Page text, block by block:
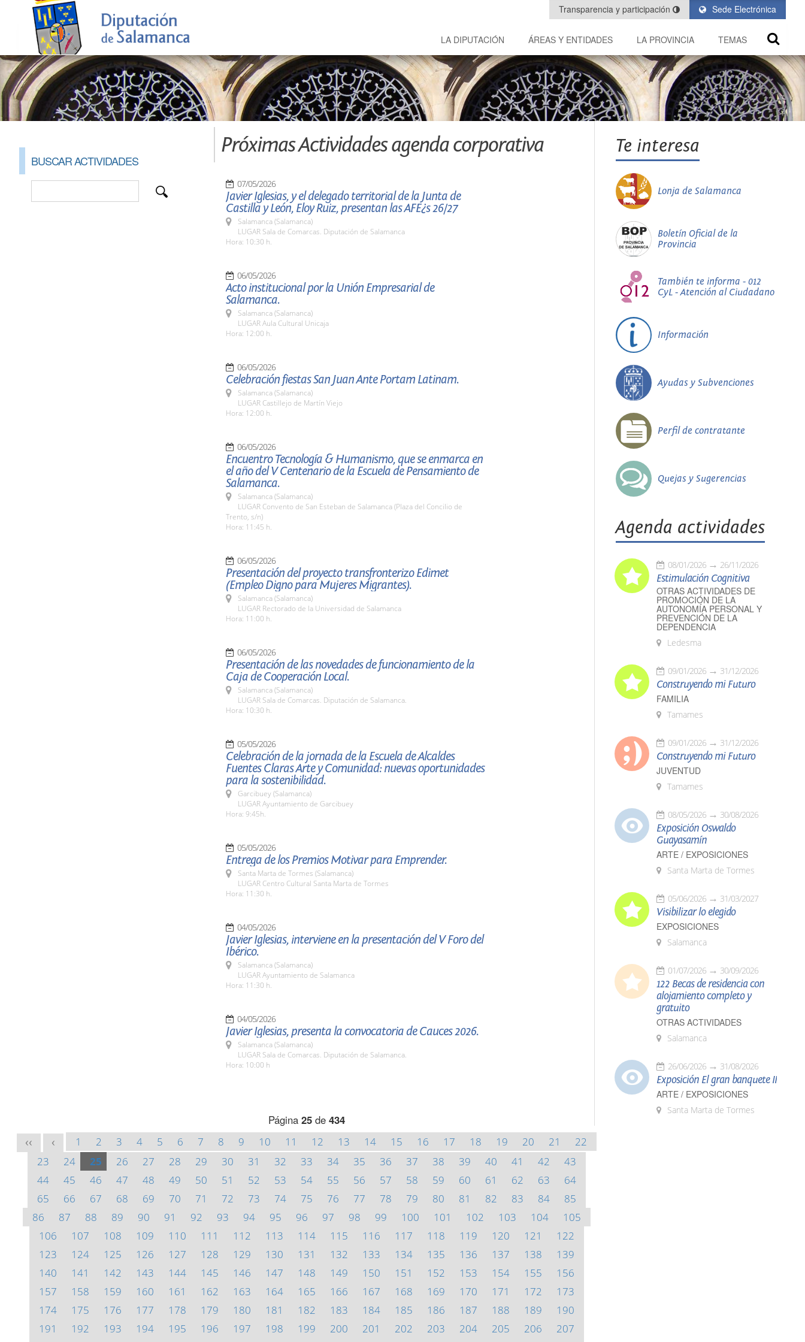
Sede Electrónica
Transparencia y participación
LA DIPUTACIÓN ÁREAS Y ENTIDADES LA PROVINCIA TEMAS
BUSCAR ACTIVIDADES
Próximas Actividades agenda corporativa
07/05/2026
Javier Iglesias, y el delegado territorial de la Junta de
Castilla y León, Eloy Ruiz, presentan las AFE¿s 26/27
Salamanca (Salamanca)
LUGAR Sala de Comarcas. Diputación de Salamanca
Hora: 10:30 h.
06/05/2026
Acto institucional por la Unión Empresarial de
Salamanca.
Salamanca (Salamanca)
LUGAR Aula Cultural Unicaja
Hora: 12:00 h.
06/05/2026
Celebración fiestas San Juan Ante Portam Latinam.
Salamanca (Salamanca)
LUGAR Castillejo de Martín Viejo
Hora: 12:00 h.
06/05/2026
Encuentro Tecnología & Humanismo, que se enmarca en
el año del V Centenario de la Escuela de Pensamiento de
Salamanca.
Salamanca (Salamanca)
LUGAR Convento de San Esteban de Salamanca (Plaza del Concilio de
Trento, s/n)
Hora: 11:45 h.
06/05/2026
Presentación del proyecto transfronterizo Edimet
(Empleo Digno para Mujeres Migrantes).
Salamanca (Salamanca)
LUGAR Rectorado de la Universidad de Salamanca
Hora: 11:00 h.
06/05/2026
Presentación de las novedades de funcionamiento de la
Caja de Cooperación Local.
Salamanca (Salamanca)
LUGAR Sala de Comarcas. Diputación de Salamanca.
Hora: 10:30 h.
05/05/2026
Celebración de la jornada de la Escuela de Alcaldes
Fuentes Claras Arte y Comunidad: nuevas oportunidades
para la sostenibilidad.
Garcibuey (Salamanca)
LUGAR Ayuntamiento de Garcibuey
Hora: 9:45h.
05/05/2026
Entrega de los Premios Motivar para Emprender.
Santa Marta de Tormes (Salamanca)
LUGAR Centro Cultural Santa Marta de Tormes
Hora: 11:30 h.
04/05/2026
Javier Iglesias, interviene en la presentación del V Foro del
Ibérico.
Salamanca (Salamanca)
LUGAR Ayuntamiento de Salamanca
Hora: 11:30 h.
04/05/2026
Javier Iglesias, presenta la convocatoria de Cauces 2026.
Salamanca (Salamanca)
LUGAR Sala de Comarcas. Diputación de Salamanca.
Hora: 10:00 h
Página 25 de 434
<< < 1 2 3 4 5 6 7 8 9 10 11 12 13 14 15 16 17 18 19 20 21
22
23
24 25 26 27 28 29 30 31 32 33 34 35 36 37 38 39 40 41 42
43
44
45 46 47 48 49 50 51 52 53 54 55 56 57 58 59 60 61 62 63
64
65
66 67 68 69 70 71 72 73 74 75 76 77 78 79 80 81 82 83 84
85
86
87 88 89 90 91 92 93 94 95 96 97 98 99 100 101 102 103 104
105
106
107 108 109 110 111 112 113 114 115 116 117 118 119 120 121
122
123
124 125 126 127 128 129 130 131 132 133 134 135 136 137 138
139
140
141 142 143 144 145 146 147 148 149 150 151 152 153 154 155
156
157
158 159 160 161 162 163 164 165 166 167 168 169 170 171 172
173
174
175 176 177 178 179 180 181 182 183 184 185 186 187 188 189
190
191
192 193 194 195 196 197 198 199 200 201 202 203 204 205 206
207
Te interesa
Lonja de Salamanca
Boletín Oficial de la
Provincia
También te informa - 012
CyL - Atención al Ciudadano
Información
Ayudas y Subvenciones
Perfil de contratante
Quejas y Sugerencias
Agenda actividades
08/01/2026 26/11/2026
Estimulación Cognitiva
OTRAS ACTIVIDADES DE
PROMOCIÓN DE LA
AUTONOMÍA PERSONAL Y
PREVENCIÓN DE LA
DEPENDENCIA
Ledesma
09/01/2026 31/12/2026
Construyendo mi Futuro
FAMILIA
Tamames
09/01/2026 31/12/2026
Construyendo mi Futuro
JUVENTUD
Tamames
08/05/2026 30/08/2026
Exposición Oswaldo
Guayasamín
ARTE / EXPOSICIONES
Santa Marta de Tormes
05/06/2026 31/03/2027
Visibilizar lo elegido
EXPOSICIONES
Salamanca
01/07/2026 30/09/2026
122 Becas de residencia con
alojamiento completo y
gratuito
OTRAS ACTIVIDADES
Salamanca
26/06/2026 31/08/2026
Exposición El gran banquete II
ARTE / EXPOSICIONES
Santa Marta de Tormes